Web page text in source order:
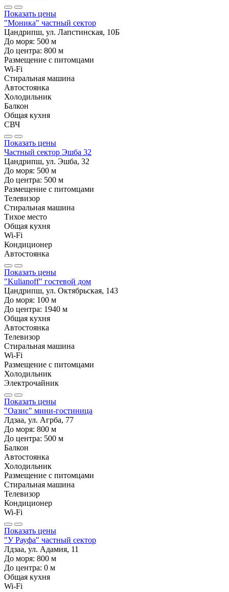
Показать цены
"Моника" частный сектор
Цандрипш, ул. Лапстинская, 10Б
До моря: 500 м
До центра: 800 м
Размещение с питомцами
Wi-Fi
Стиральная машина
Автостоянка
Холодильник
Балкон
Общая кухня
СВЧ
Показать цены
Частный сектор Эшба 32
Цандрипш, ул. Эшба, 32
До моря: 500 м
До центра: 500 м
Размещение с питомцами
Телевизор
Стиральная машина
Тихое место
Общая кухня
Wi-Fi
Кондиционер
Автостоянка
Показать цены
"Kulianoff" гостевой дом
Цандрипш, ул. Октябрьская, 143
До моря: 100 м
До центра: 1940 м
Общая кухня
Автостоянка
Телевизор
Стиральная машина
Wi-Fi
Размещение с питомцами
Холодильник
Электрочайник
Показать цены
"Оазис" мини-гостиница
Лдзаа, ул. Агрба, 77
До моря: 800 м
До центра: 500 м
Балкон
Автостоянка
Холодильник
Размещение с питомцами
Стиральная машина
Телевизор
Кондиционер
Wi-Fi
Показать цены
"У Рауфа" частный сектор
Лдзаа, ул. Адамия, 11
До моря: 800 м
До центра: 0 м
Общая кухня
Wi-Fi